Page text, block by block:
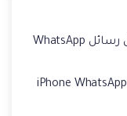
ماذا تفعل إذا فشل MobileTrans في نقل رسائل WhatsApp
ماذا أفعل عندما يفشل في نسخ بيانات iPhone WhatsApp